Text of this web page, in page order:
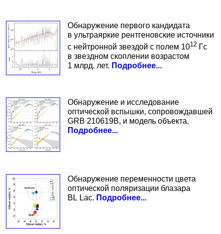
Обнаружение первого кандидата
в ультраяркие рентгеновские источники
с нейтронной звездой с полем 1012Гс
в звездном скоплении возрастом
1 млрд. лет. Подробнее...
Обнаружение и исследование
оптической вспышки, сопровождавшей
GRB 210619B, и модель объекта.
Подробнее...
Обнаружение переменности цвета
оптической поляризации блазара
BL Lac. Подробнее...